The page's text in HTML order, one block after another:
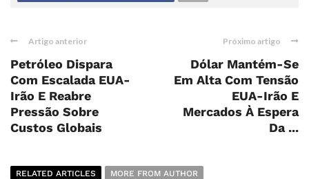
Artigo anterior
Petróleo Dispara
Com Escalada EUA-
Irão E Reabre
Pressão Sobre
Custos Globais
Próximo artigo
Dólar Mantém-Se
Em Alta Com Tensão
EUA-Irão E
Mercados À Espera
Da ...
RELATED ARTICLES
MORE FROM AUTHOR